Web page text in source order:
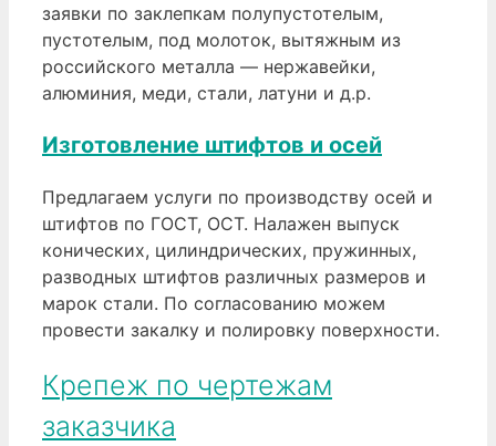
заявки по заклепкам полупустотелым,
пустотелым, под молоток, вытяжным из
российского металла — нержавейки,
алюминия, меди, стали, латуни и д.р.
Изготовление штифтов и осей
Предлагаем услуги по производству осей и
штифтов по ГОСТ, ОСТ. Налажен выпуск
конических, цилиндрических, пружинных,
разводных штифтов различных размеров и
марок стали. По согласованию можем
провести закалку и полировку поверхности.
Крепеж по чертежам
заказчика